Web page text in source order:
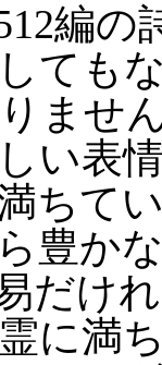
編の
ても
ませ
い表
ちて
豊か
だけ
に満